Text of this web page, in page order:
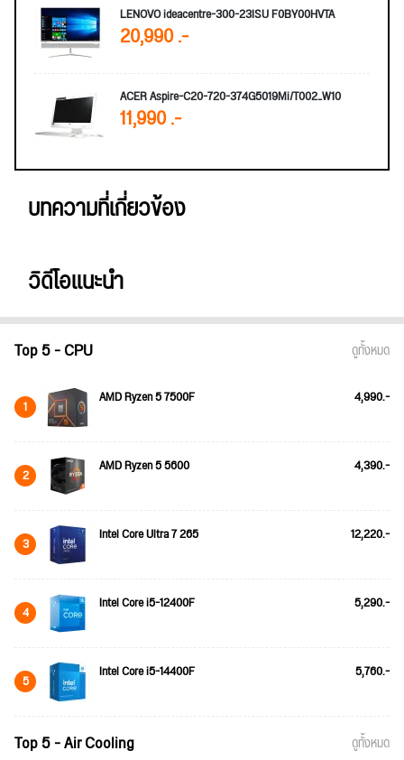
LENOVO ideacentre-300-23ISU F0BY00HVTA
20,990 .-
ACER Aspire-C20-720-374G5019Mi/T002_W10
11,990 .-
บทความที่เกี่ยวข้อง
วิดีโอแนะนำ
Top 5 - CPU ดูทั้งหมด
1 AMD Ryzen 5 7500F 4,990.-
2 AMD Ryzen 5 5600 4,390.-
3 Intel Core Ultra 7 265 12,220.-
4 Intel Core i5-12400F 5,290.-
5 Intel Core i5-14400F 5,760.-
Top 5 - Air Cooling ดูทั้งหมด